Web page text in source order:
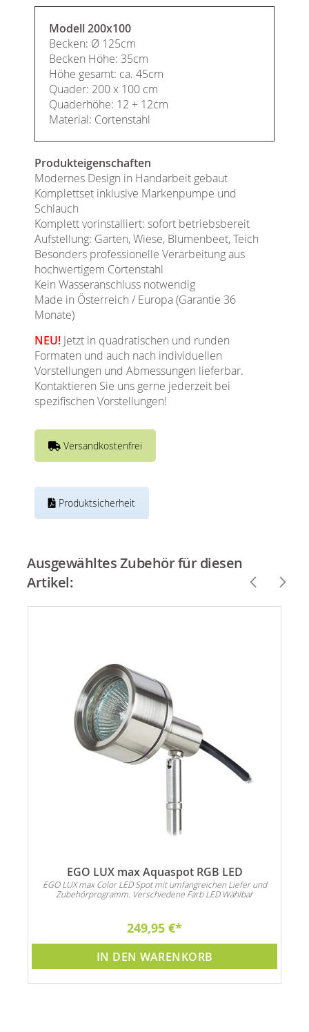
Modell 200x100
Becken: Ø 125cm
Becken Höhe: 35cm
Höhe gesamt: ca. 45cm
Quader: 200 x 100 cm
Quaderhöhe: 12 + 12cm
Material: Cortenstahl
Produkteigenschaften
Modernes Design in Handarbeit gebaut
Komplettset inklusive Markenpumpe und
Schlauch
Komplett vorinstalliert: sofort betriebsbereit
Aufstellung: Garten, Wiese, Blumenbeet, Teich
Besonders professionelle Verarbeitung aus
hochwertigem Cortenstahl
Kein Wasseranschluss notwendig
Made in Österreich / Europa (Garantie 36
Monate)
NEU! Jetzt in quadratischen und runden
Formaten und auch nach individuellen
Vorstellungen und Abmessungen lieferbar.
Kontaktieren Sie uns gerne jederzeit bei
spezifischen Vorstellungen!
Versandkostenfrei
Produktsicherheit
Ausgewähltes Zubehör für diesen
Artikel:
EGO LUX max Aquaspot RGB LED
EGO LUX max Color LED Spot mit umfangreichen Liefer und
Zubehörprogramm. Verschiedene Farb LED Wählbar
249,95 €
IN DEN WARENKORB